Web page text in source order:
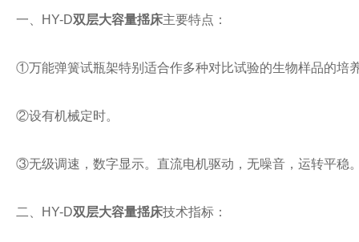
一、 HY-D双层大容量揺床主要特点：
①万能弹簧试瓶架特别适合作多种对比试验的生物样品的培
②设有机械定时。
③无级调速，数字显示。直流电机驱动，无噪音，运转平稳
二、 HY-D双层大容量揺床技术指标：